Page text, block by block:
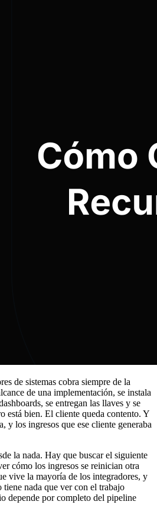
de sistemas cobra siempre de la
de una implementación, se instala
se entregan las llaves y se
está bien. El cliente queda contento. Y
y los ingresos que ese cliente generaba
la nada. Hay que buscar el siguiente
cómo los ingresos se reinician otra
vive la mayoría de los integradores, y
tiene nada que ver con el trabajo
depende por completo del pipeline